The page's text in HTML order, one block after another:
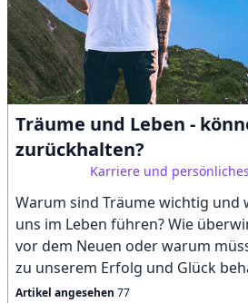
Träume und Leben -
zurückhalten?
Karriere und
Warum sind Träume wichtig und
uns im Leben führen? Wie
vor dem Neuen oder warum
zu unserem Erfolg und Glück
Artikel angesehen 77